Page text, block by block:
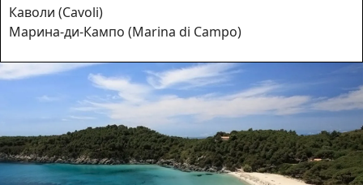
Каволи (Cavoli)
Марина-ди-Кампо (Marina di Campo)